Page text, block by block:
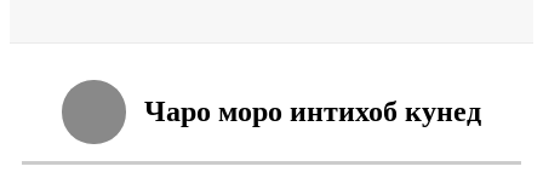
Чаро моро интихоб кунед